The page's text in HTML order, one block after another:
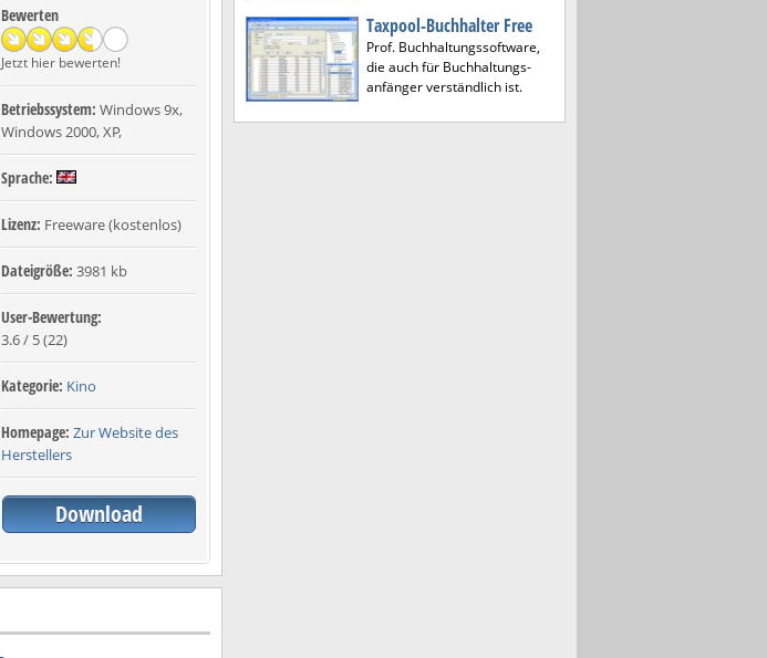
Bewerten
Jetzt hier bewerten!
Betriebssystem: Windows 9x,
Windows 2000, XP,
Sprache:
Lizenz: Freeware (kostenlos)
Dateigröße: 3981 kb
User-Bewertung:
3.6/ 5(22)
Kategorie: Kino
Homepage: Zur Website des
Herstellers
Download
Taxpool-Buchhalter Free
Prof. Buchhaltungssoftware,
die auch für Buchhaltungs-
anfänger verständlich ist.